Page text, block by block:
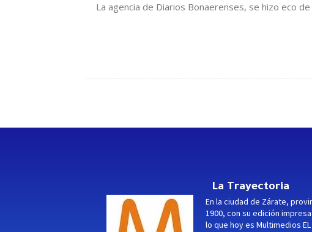
La agencia de Diarios Bonaerenses, se hizo eco
La Trayectoria
En la ciudad de Zárate,
1900, con su edición
lo que hoy es Multimedios